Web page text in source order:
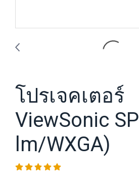
โปรเจคเตอร์
ViewSonic
lm/WXGA)